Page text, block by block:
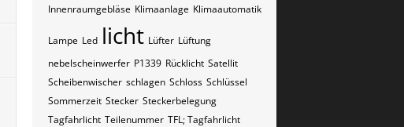
Innenraumgebläse Klimaanlage Klimaautomatik
Lampe Led licht Lüfter Lüftung
nebelscheinwerfer P1339 Rücklicht Satellit
Scheibenwischer schlagen Schloss Schlüssel
Sommerzeit Stecker Steckerbelegung
Tagfahrlicht Teilenummer TFL; Tagfahrlicht